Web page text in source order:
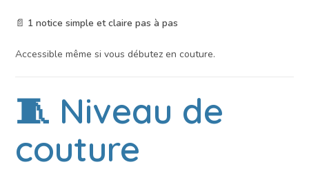
📄 1 notice simple et claire pas à pas
Accessible même si vous débutez en couture.
🧵 Niveau de
couture